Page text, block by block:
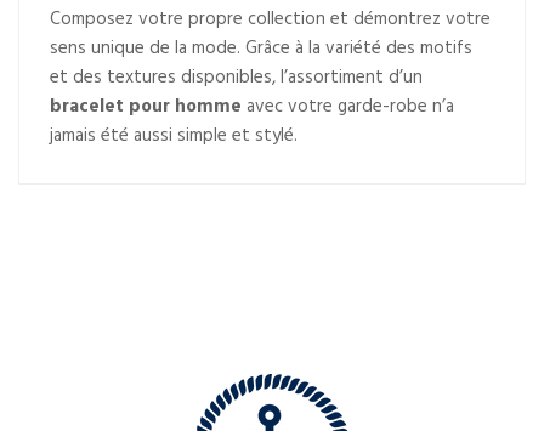
Composez votre propre collection et démontrez votre
sens unique de la mode. Grâce à la variété des motifs
et des textures disponibles, l’assortiment d’un
bracelet pour hommeavec votre garde-robe n’a
jamais été aussi simple et stylé.